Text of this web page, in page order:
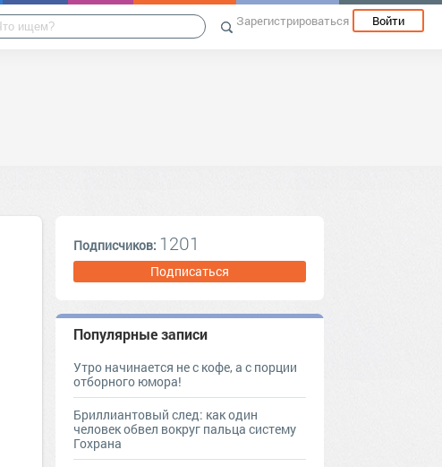
Зарегистрироваться Войти
Подписчиков: 1201
Подписаться
Популярные записи
Утро начинается не с кофе, а с порции
отборного юмора!
Бриллиантовый след: как один
человек обвел вокруг пальца систему
Гохрана